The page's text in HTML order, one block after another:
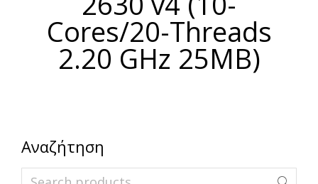
Cores/20-Threads
2.20 GHz 25MB)
Αναζήτηση